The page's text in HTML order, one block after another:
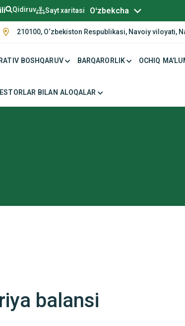
Qidiruv Sayt xaritasi Oʻzbekcha
Русский
210100, O‘zbekiston Respublikasi, Navoiy viloyati,
BOSHQARUV BARQARORLIK OCHIQ
BILAN ALOQALAR
balansi